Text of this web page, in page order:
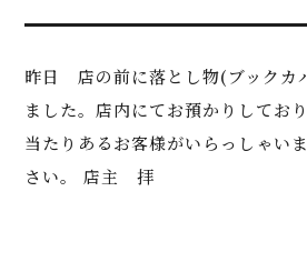
昨日 店の前に落とし物(ブックカ
ました。店内にてお預かりしてお
当たりあるお客様がいらっしゃい
さい。 店主 拝